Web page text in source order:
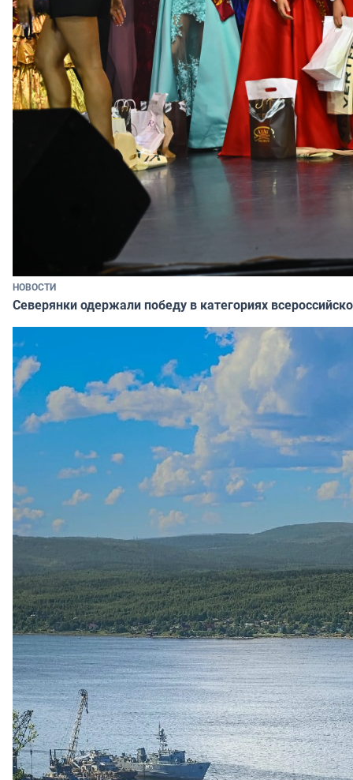
НОВОСТИ
Северянки одержали победу в категориях